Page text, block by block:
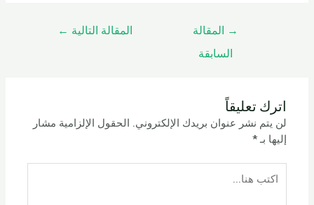
→
المقالة
السابقة
المقالة التالية ←
اترك تعليقاً
لن يتم نشر عنوان بريدك الإلكتروني. الحقول الإلزامية مشار
إليها بـ*
هنا...